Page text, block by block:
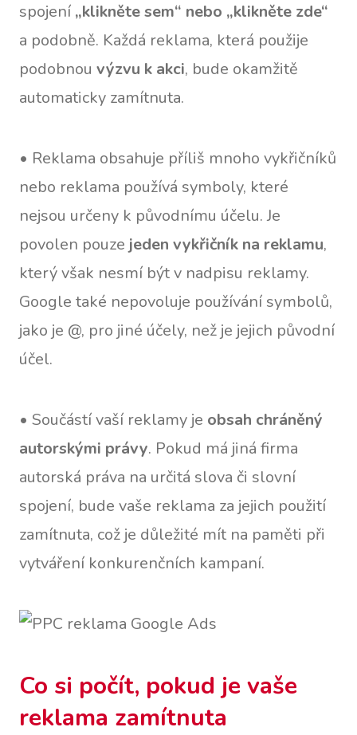
spojení „klikněte sem“ nebo „klikněte zde“
a podobně. Každá reklama, která použije
podobnou výzvu k akci, bude okamžitě
automaticky zamítnuta.
• Reklama obsahuje příliš mnoho vykřičníků
nebo reklama používá symboly, které
nejsou určeny k původnímu účelu. Je
povolen pouze jeden vykřičník na reklamu,
který však nesmí být v nadpisu reklamy.
Google také nepovoluje používání symbolů,
jako je @, pro jiné účely, než je jejich původní
účel.
• Součástí vaší reklamy je obsah chráněný
autorskými právy. Pokud má jiná firma
autorská práva na určitá slova či slovní
spojení, bude vaše reklama za jejich použití
zamítnuta, což je důležité mít na paměti při
vytváření konkurenčních kampaní.
Co si počít, pokud je vaše
reklama zamítnuta